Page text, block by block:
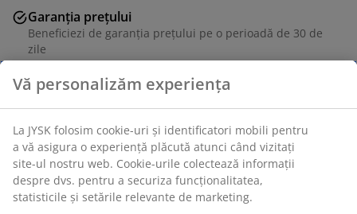
Garanția prețului
Beneficiezi de garanția prețului pe o perioadă de 30 de
zile
Opțiuni flexibile de livrare
Alege varianta de livrare care ți se potrivește cel mai
bine
Unitate de stoc: 6842438